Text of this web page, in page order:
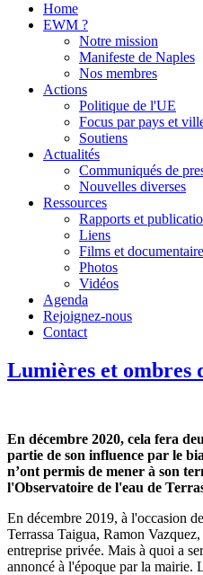
Home
EWM ?
Notre mission
Manifeste de Naples
Nos membres
Actions
Politique de l'UE
Focus par pays et
Soutiens
Actualités
Communiqués de
Nouvelles diverses
Ressources
Rapports et
Liens
Films et
Photos
Vidéos
Agenda
Rejoignez-nous
Contact
Lumières et ombres
En décembre 2020, cela fera
partie de son influence par le
n’ont permis de mener à son
l'Observatoire de l'eau de
En décembre 2019, à l'occasion
Terrassa Taigua, Ramon
entreprise privée. Mais à quoi a
annoncé à l'époque par la mairie.